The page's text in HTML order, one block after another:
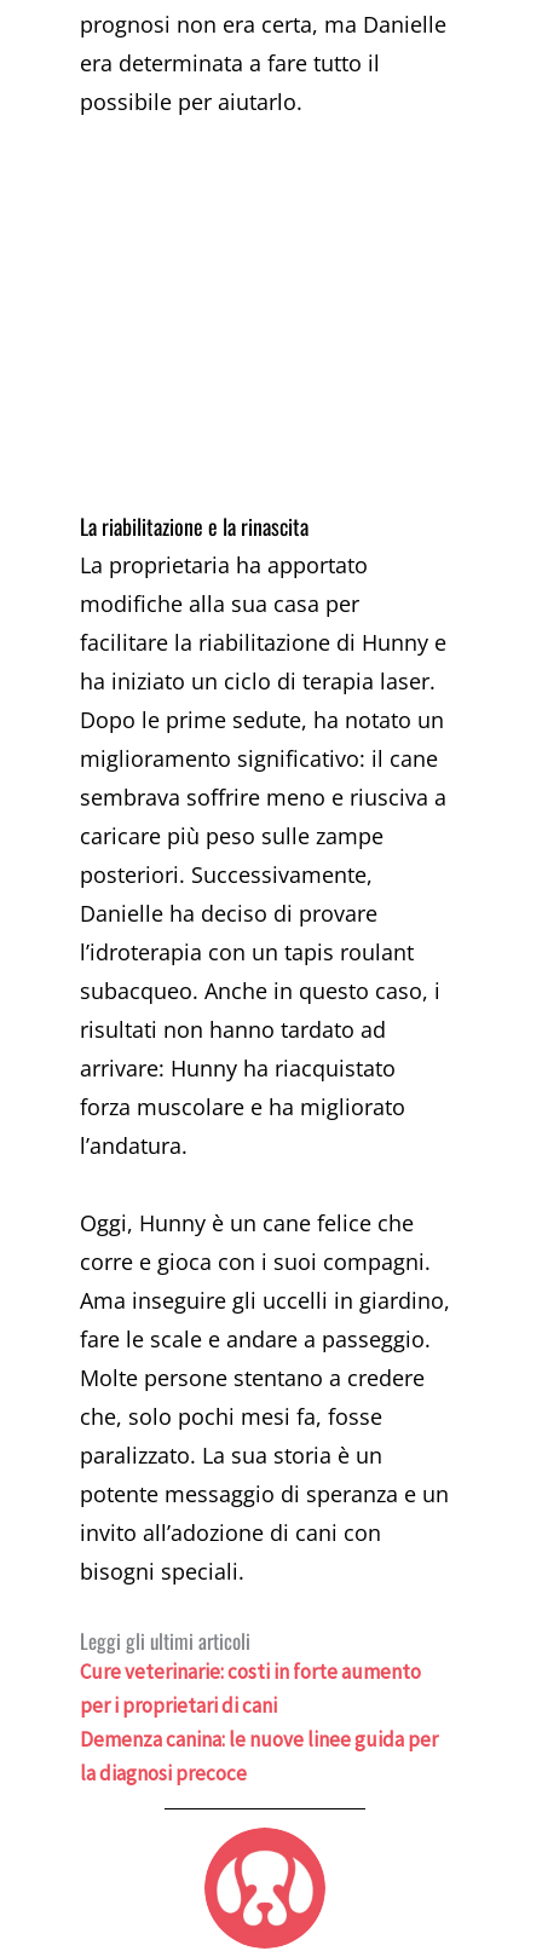
prognosi non era certa, ma Danielle
era determinata a fare tutto il
possibile per aiutarlo.
La riabilitazione e la rinascita
La proprietaria ha apportato
modifiche alla sua casa per
facilitare la riabilitazione di Hunny e
ha iniziato un ciclo di terapia laser.
Dopo le prime sedute, ha notato un
miglioramento significativo: il cane
sembrava soffrire meno e riusciva a
caricare più peso sulle zampe
posteriori. Successivamente,
Danielle ha deciso di provare
l’idroterapia con un tapis roulant
subacqueo. Anche in questo caso, i
risultati non hanno tardato ad
arrivare: Hunny ha riacquistato
forza muscolare e ha migliorato
l’andatura.
Oggi, Hunny è un cane felice che
corre e gioca con i suoi compagni.
Ama inseguire gli uccelli in giardino,
fare le scale e andare a passeggio.
Molte persone stentano a credere
che, solo pochi mesi fa, fosse
paralizzato. La sua storia è un
potente messaggio di speranza e un
invito all’adozione di cani con
bisogni speciali.
Leggi gli ultimi articoli
Cure veterinarie: costi in forte aumento
per i proprietari di cani
Demenza canina: le nuove linee guida per
la diagnosi precoce